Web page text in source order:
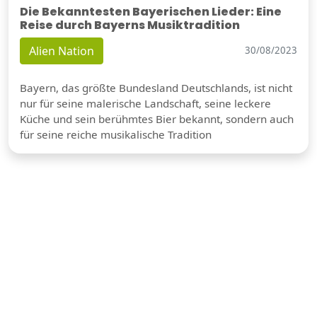
Die Bekanntesten Bayerischen Lieder: Eine
Reise durch Bayerns Musiktradition
Alien Nation 30/08/2023
Bayern, das größte Bundesland Deutschlands, ist nicht
nur für seine malerische Landschaft, seine leckere
Küche und sein berühmtes Bier bekannt, sondern auch
für seine reiche musikalische Tradition